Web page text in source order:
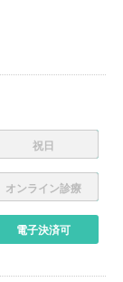
祝日
オンライン診療
電子決済可